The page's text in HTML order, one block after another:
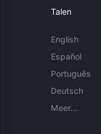
Talen
English
Español
Português
Deutsch
Meer...